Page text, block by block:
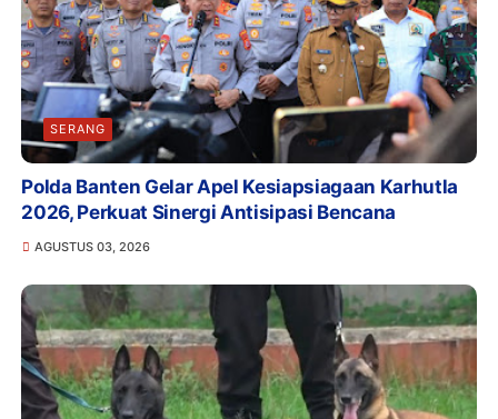
SERANG
Polda Banten Gelar Apel Kesiapsiagaan Karhutla
2026, Perkuat Sinergi Antisipasi Bencana
AGUSTUS 03, 2026